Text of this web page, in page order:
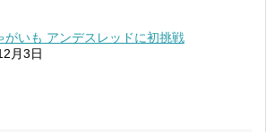
がいも アンデスレッドに初挑戦
月3日